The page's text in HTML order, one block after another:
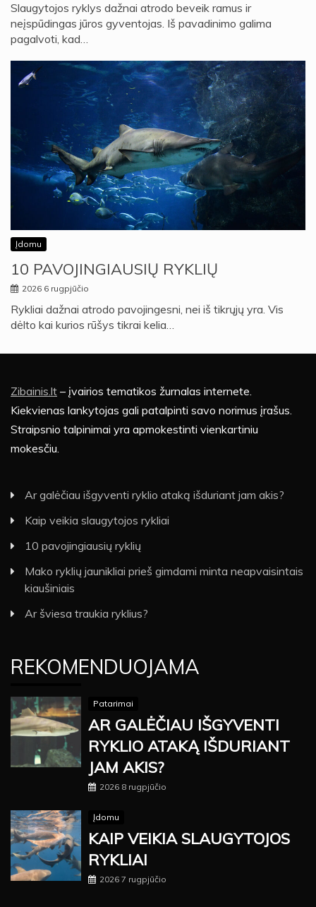
Slaugytojos ryklys dažnai atrodo beveik ramus ir
neįspūdingas jūros gyventojas. Iš pavadinimo galima
pagalvoti, kad…
Įdomu
10 PAVOJINGIAUSIŲ RYKLIŲ
2026 6 rugpjūčio
Rykliai dažnai atrodo pavojingesni, nei iš tikrųjų yra. Vis
dėlto kai kurios rūšys tikrai kelia…
Zibainis.lt – įvairios tematikos žurnalas internete.
Kiekvienas lankytojas gali patalpinti savo norimus įrašus.
Straipsnio talpinimai yra apmokestinti vienkartiniu
mokesčiu.
Ar galėčiau išgyventi ryklio ataką išduriant jam akis?
Kaip veikia slaugytojos rykliai
10 pavojingiausių ryklių
Mako ryklių jaunikliai prieš gimdami minta neapvaisintais
kiaušiniais
Ar šviesa traukia ryklius?
REKOMENDUOJAMA
Patarimai
AR GALĖČIAU IŠGYVENTI
RYKLIO ATAKĄ IŠDURIANT
JAM AKIS?
2026 8 rugpjūčio
Įdomu
KAIP VEIKIA SLAUGYTOJOS
RYKLIAI
2026 7 rugpjūčio